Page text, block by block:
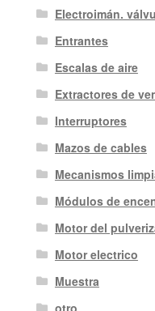
Electroimán.
Entrantes
Escalas de aire
Extractores de
Interruptores
Mazos de cables
Mecanismos
Módulos de
Motor del
Motor electrico
Muestra